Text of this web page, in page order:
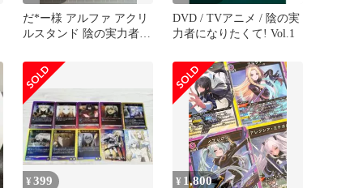
だ*ー様 アルファ アクリ
ルスタンド 陰の実力者に
タ 瀬
DVD / TVアニメ / 陰の実
力者になりたくて! Vol.1
¥399 ¥ 1,800